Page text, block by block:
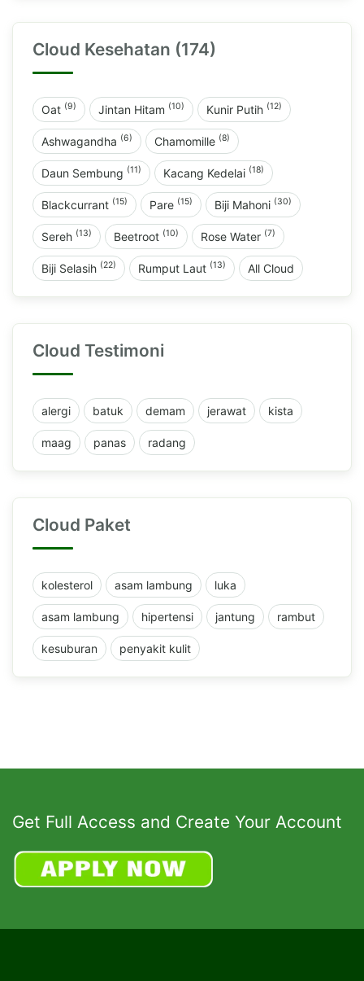
Cloud Kesehatan (174)
Oat (9) Jintan Hitam (10) Kunir Putih (12)
Ashwagandha (6) Chamomille (8)
Daun Sembung (11) Kacang Kedelai (18)
Blackcurrant (15) Pare (15) Biji Mahoni (30)
Sereh (13) Beetroot (10) Rose Water (7)
Biji Selasih (22) Rumput Laut (13) All Cloud
Cloud Testimoni
alergi batuk demam jerawat kista
maag panas radang
Cloud Paket
kolesterol asam lambung luka
asam lambung hipertensi jantung rambut
kesuburan penyakit kulit
Get Full Access and Create Your Account